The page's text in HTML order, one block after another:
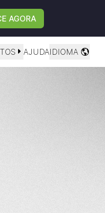
AGORA
AJUDAIDIOMA